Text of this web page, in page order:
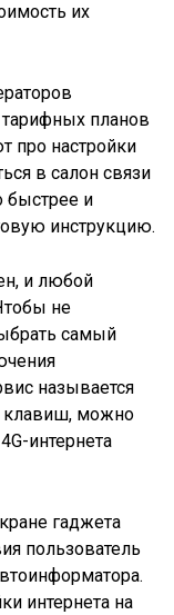
их
тарифных планов
про настройки
в салон связи
быстрее и
инструкцию.
и любой
не
самый
называется
клавиш, можно
интернета
гаджета
пользователь
интернета на